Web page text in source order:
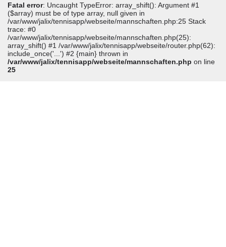
Fatal error: Uncaught TypeError: array_shift(): Argument #1
($array) must be of type array, null given in
/var/www/jalix/tennisapp/webseite/mannschaften.php:25 Stack
trace: #0
/var/www/jalix/tennisapp/webseite/mannschaften.php(25):
array_shift() #1 /var/www/jalix/tennisapp/webseite/router.php(62):
include_once('...') #2 {main} thrown in
/var/www/jalix/tennisapp/webseite/mannschaften.php on line
25